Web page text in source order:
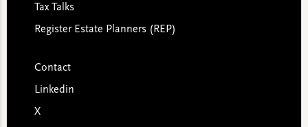
Tax Talks
Register Estate Planners (REP)
Contact
Linkedin
X